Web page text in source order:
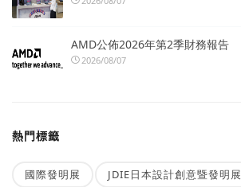
AMD公佈2026年第2季財務報告
2026/08/07
熱門標籤
國際發明展 JDIE日本設計創意暨發明展